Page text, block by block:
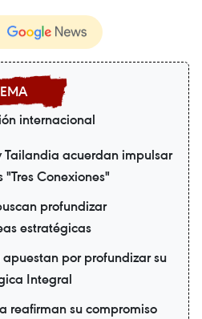
internacional
Tailandia acuerdan impulsar
Conexiones"
profundizar
estratégicas
por profundizar su
Integral
reafirman su compromiso